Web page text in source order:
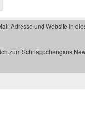
Adresse und Website in
zum Schnäppchengans